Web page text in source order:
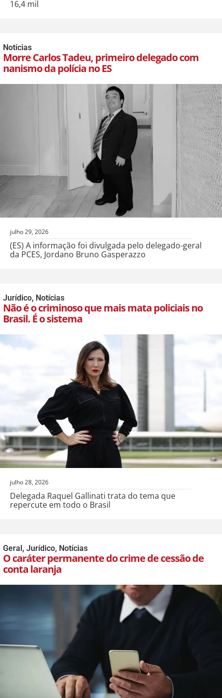
16,4 mil
Notícias
Morre Carlos Tadeu, primeiro delegado com
nanismo da polícia no ES
julho 29, 2026
(ES) A informação foi divulgada pelo delegado-geral
da PCES, Jordano Bruno Gasperazzo
Jurídico, Notícias
Não é o criminoso que mais mata policiais no
Brasil. É o sistema
julho 28, 2026
Delegada Raquel Gallinati trata do tema que
repercute em todo o Brasil
Geral, Jurídico, Notícias
O caráter permanente do crime de cessão de
conta laranja